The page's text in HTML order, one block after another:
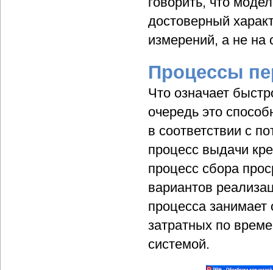
достоверный
измерений, а не на
Процессы
Что означает
очередь это
в соответствии с
процесс выдачи
процесс сбора
вариантов
процесса
затратных по
системой.